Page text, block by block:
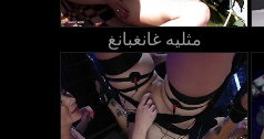
مثليه غانغبانغ